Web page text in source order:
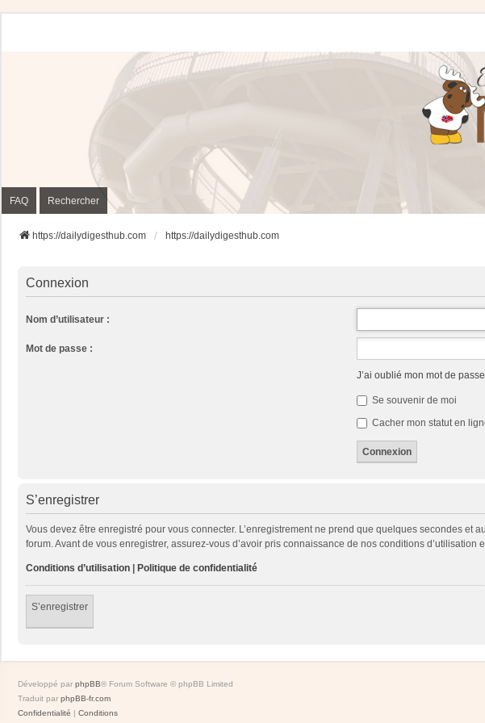
FAQ Rechercher
https://dailydigesthub.com https://dailydigesthub.com
Connexion
Nom d’utilisateur :
Mot de passe :
J’ai oublié mon mot de passe
Se souvenir de moi
Cacher mon statut en
S’enregistrer
Vous devez être enregistré pour vous connecter. L’enregistrement ne prend que quelques secondes
forum. Avant de vous enregistrer, assurez-vous d’avoir pris connaissance de nos conditions
Conditions d’utilisation Politique de confidentialité
S’enregistrer
Développé par phpBB® Forum Software © phpBB Limited
Traduit par phpBB-fr.com
Confidentialité | Conditions